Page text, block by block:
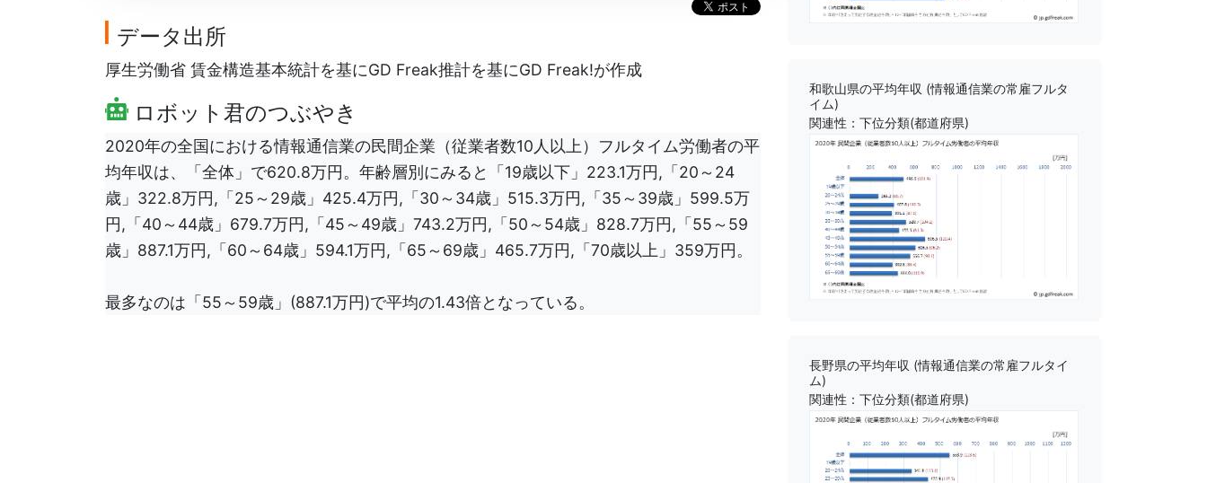
データ出所
厚生労働省 賃金構造基本統計を基にGD Freak推計を基にGD Freak!が作成
ロボット君のつぶやき
2020年の全国における情報通信業の民間企業（従業者数10人以上）フルタイム労働者の平
均年収は、「全体」で620.8万円。年齢層別にみると「19歳以下」223.1万円,「20～24
歳」322.8万円,「25～29歳」425.4万円,「30～34歳」515.3万円,「35～39歳」599.5万
円,「40～44歳」679.7万円,「45～49歳」743.2万円,「50～54歳」828.7万円,「55～59
歳」887.1万円,「60～64歳」594.1万円,「65～69歳」465.7万円,「70歳以上」359万円。
最多なのは「55～59歳」(887.1万円)で平均の1.43倍となっている。
和歌山県の平均年収 (情報通信業の常雇フルタ
イム)
関連性：下位分類(都道府県)
長野県の平均年収 (情報通信業の常雇フルタイ
ム)
関連性：下位分類(都道府県)